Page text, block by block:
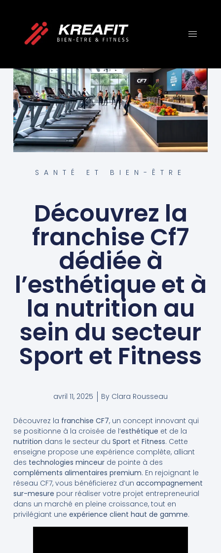
SANTÉ ET BIEN-ÊTRE
Découvrez la
franchise Cf7
dédiée à
l’esthétique et à
la nutrition au
sein du secteur
Sport et Fitness
avril 11, 2025 By Clara Rousseau
Découvrez la franchise CF7, un concept innovant qui
se positionne à la croisée de l’esthétique et de la
nutrition dans le secteur du Sport et Fitness. Cette
enseigne propose une expérience complète, alliant
des technologies minceurde pointe à des
compléments alimentaires premium. En rejoignant le
réseau CF7, vous bénéficierez d’un accompagnement
sur-mesure pour réaliser votre projet entrepreneurial
dans un marché en pleine croissance, tout en
privilégiant une expérience client haut de gamme.